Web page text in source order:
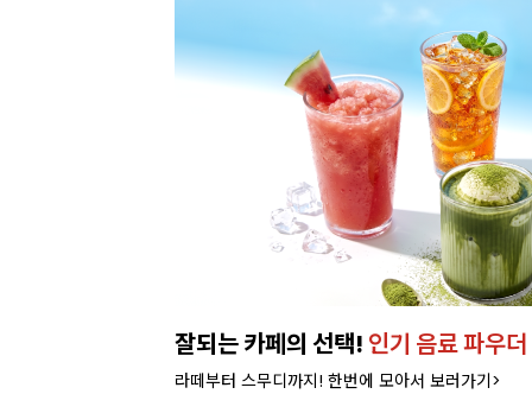
잘되는 카페의 선택! 인기 음료 파우더
라떼부터 스무디까지! 한번에 모아서 보러가기>